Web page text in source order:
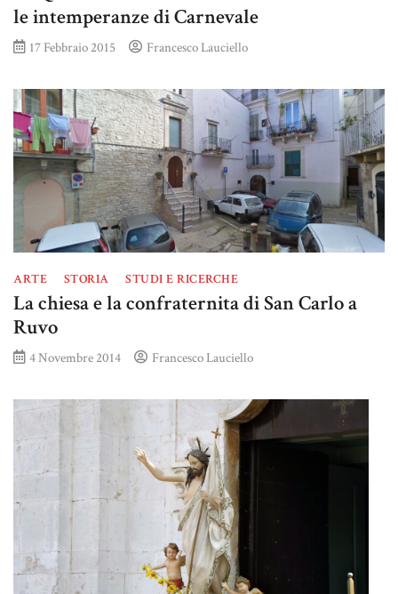
le intemperanze di Carnevale
17 Febbraio 2015 Francesco Lauciello
ARTE STORIA STUDI E RICERCHE
La chiesa e la confraternita di San Carlo a
Ruvo
4 Novembre 2014 Francesco Lauciello